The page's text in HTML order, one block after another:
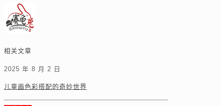
相关文章
2025 年 8 月 2 日
儿童画色彩搭配的奇妙世界